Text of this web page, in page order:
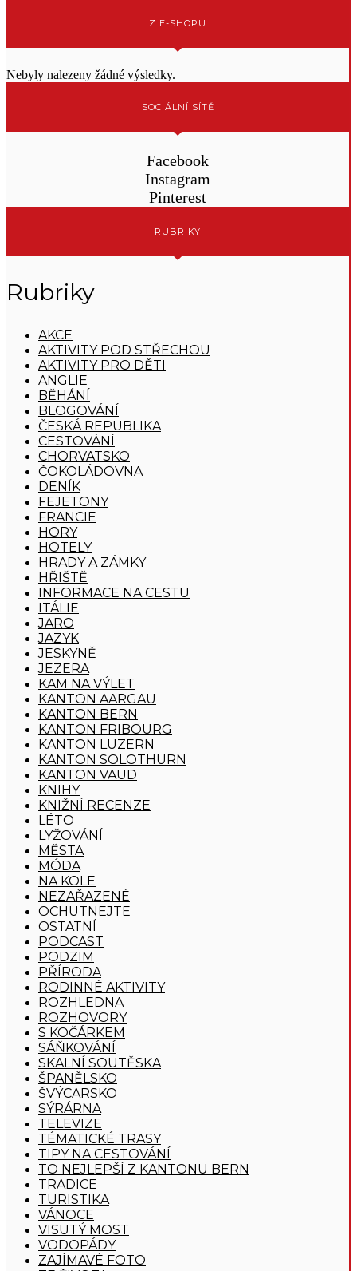
Z E-SHOPU
Nebyly nalezeny žádné výsledky.
SOCIÁLNÍ SÍTĚ
Facebook
Instagram
Pinterest
RUBRIKY
Rubriky
AKCE
AKTIVITY POD STŘECHOU
AKTIVITY PRO DĚTI
ANGLIE
BĚHÁNÍ
BLOGOVÁNÍ
ČESKÁ REPUBLIKA
CESTOVÁNÍ
CHORVATSKO
ČOKOLÁDOVNA
DENÍK
FEJETONY
FRANCIE
HORY
HOTELY
HRADY A ZÁMKY
HŘIŠTĚ
INFORMACE NA CESTU
ITÁLIE
JARO
JAZYK
JESKYNĚ
JEZERA
KAM NA VÝLET
KANTON AARGAU
KANTON BERN
KANTON FRIBOURG
KANTON LUZERN
KANTON SOLOTHURN
KANTON VAUD
KNIHY
KNIŽNÍ RECENZE
LÉTO
LYŽOVÁNÍ
MĚSTA
MÓDA
NA KOLE
NEZAŘAZENÉ
OCHUTNEJTE
OSTATNÍ
PODCAST
PODZIM
PŘÍRODA
RODINNÉ AKTIVITY
ROZHLEDNA
ROZHOVORY
S KOČÁRKEM
SÁŇKOVÁNÍ
SKALNÍ SOUTĚSKA
ŠPANĚLSKO
ŠVÝCARSKO
SÝRÁRNA
TELEVIZE
TÉMATICKÉ TRASY
TIPY NA CESTOVÁNÍ
TO NEJLEPŠÍ Z KANTONU BERN
TRADICE
TURISTIKA
VÁNOCE
VISUTÝ MOST
VODOPÁDY
ZAJÍMAVÉ FOTO